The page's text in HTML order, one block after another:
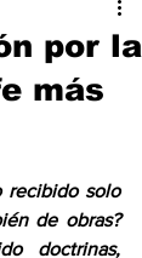
por la
más
recibido solo
de obras?
doctrinas,